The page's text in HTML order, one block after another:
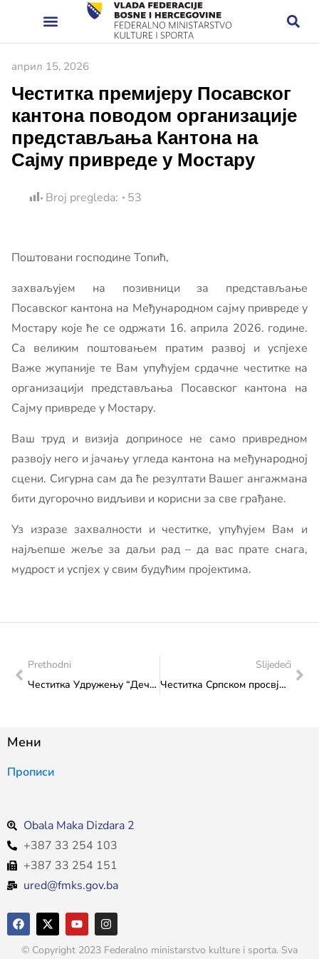
април 15, 2026
Честитка премијеру Посавског
кантона поводом организације
представљања Кантона на
Сајму привреде у Мостару
Broj pregleda: 53
Поштовани господине Топић,
захваљујем на позивници за представљање
Посавског кантона на Међународном сајму привреде у
Мостару које ће се одржати 16. априла 2026. године.
Са великим поштовањем пратим развој и успјехе
Важе жупаније те Вам упућујем срдачне честитке на
организацији представљања Посавског кантона на
Сајму привреде у Мостару.
Ваш труд и визија доприносе не само привредном
развоју него и јачању угледа кантона на међународној
сцени. Сигурна сам да ће резултати Вашег ангажмана
бити дугорочно видљиви и корисни за све грађане.
Уз изразе захвалности и честитке, упућујем Вам и
најљепше жеље за даљи рад – да вас прате снага,
мудрост и успјех у свим будућим пројектима.
Prethodni
Честитка Удружењу “Дечки у плавом” на организацији 7. Сарајево маратона
Slijedeći
Честитка Српском просвјетном и културном друштву “Просвјета” поводом организације Васкршњег концерта
Мени
Прописи
Obala Maka Dizdara 2
+387 33 254 103
+387 33 254 151
ured@fmks.gov.ba
© Copyright 2023 Federalno ministarstvo kulture i sporta. Sva